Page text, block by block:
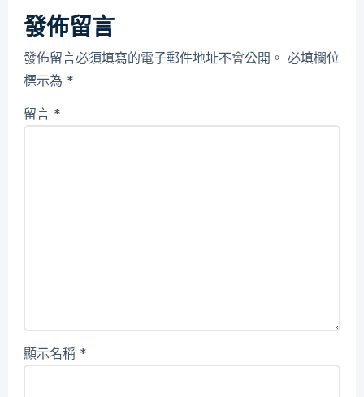
發佈留言
發佈留言必須填寫的電子郵件地址不會公開。 必填欄位
標示為 *
留言 *
顯示名稱 *